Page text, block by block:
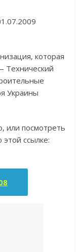
которая
Технический
Украины
или посмотреть
ссылке: